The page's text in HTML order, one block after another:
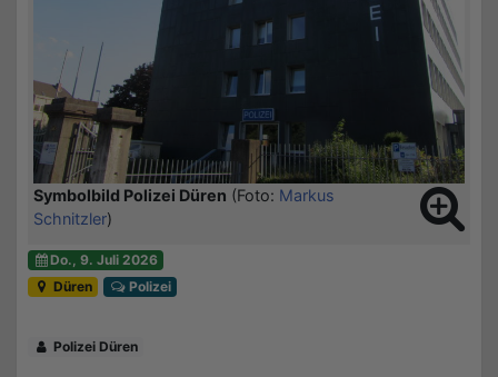
Symbolbild Polizei Düren (Foto: Markus
Schnitzler)
Do., 9. Juli 2026
Düren
Polizei
Polizei Düren